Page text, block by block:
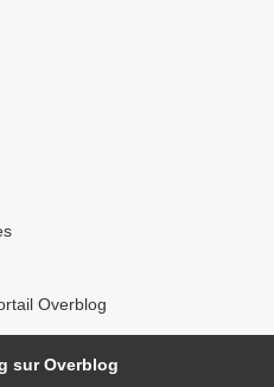
Overblog
sur Overblog